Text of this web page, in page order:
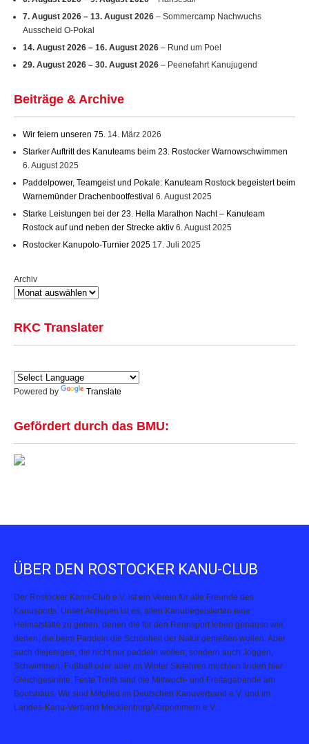
7. August 2026 – 13. August 2026 – Sommercamp Nachwuchs
Ausscheid O-Pokal
14. August 2026 – 16. August 2026 – Rund um Poel
29. August 2026 – 30. August 2026 – Peenefahrt Kanujugend
Beiträge & Archive
Wir feiern unseren 75. 14. März 2026
Starker Auftritt des Kanuteams beim 23. Rostocker Warnowschwimmen
6. August 2025
Paddelpower, Teamgeist und Pokale: Kanuteam Rostock begeistert beim
Warnemünder Drachenbootfestival 6. August 2025
Starke Leistungen bei der 23. Hella Marathon Nacht – Kanuteam
Rostock auf und neben der Strecke aktiv 6. August 2025
Rostocker Kanupolo-Turnier 2025 17. Juli 2025
Archiv
RKC Translater
Powered by Translate
Gefördert durch das BMU:
ÜBER DEN ROSTOCKER KANU-CLUB
Der Rostocker Kanu-Club e.V. ist ein Verein für alle Freunde des
Kanusports. Unser Anliegen ist es, allen Kanubegeisterten eine
Heimatstätte zu geben, denen die für den Rennsport leben genauso wie
denen, die beim Paddeln die Schönheit der Natur genießen wollen. Aber
auch diejenigen, die nicht nur paddeln wollen, sondern auch Joggen,
Schwimmen, Fußball oder aber im Winter Skifahren möchten finden hier
Gleichgesinnte. Feste Treffs sind die Mittwoch- und Freitagabende am
Bootshaus. Wir sind Mitglied im Deutschen Kanuverband e.V. und im
Landes-Kanu-Verband Mecklenburg/Vorpommern e.V. .